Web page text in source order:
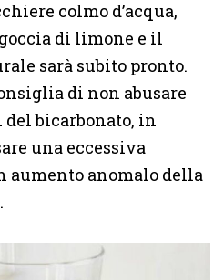
colmo d’acqua,
di limone e il
sarà subito pronto.
di non abusare
bicarbonato, in
una eccessiva
aumento anomalo della